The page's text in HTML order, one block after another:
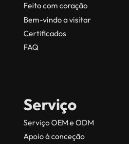
Feito com coração
Bem-vindo a visitar
Certificados
FAQ
Serviço
Serviço OEM e ODM
Apoio à conceção